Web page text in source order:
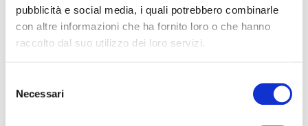
pubblicità e social media, i quali potrebbero combinarle
con altre informazioni che ha fornito loro o che hanno
raccolto dal suo utilizzo dei loro servizi.
delNecessari
Seleziona e filtra per:
ONLINE